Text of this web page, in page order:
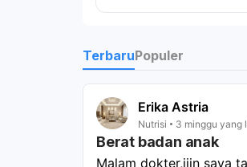
terimakasih.
TerbaruPopuler
Erika Astria
Nutrisi 3 minggu yang
Berat badan anak
Malam dokter,ijin saya